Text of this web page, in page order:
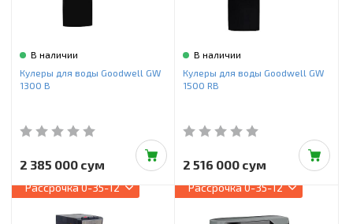
В наличии
Кулеры для воды Goodwell GW
1300 B
2 385 000 сум
В наличии
Кулеры для воды Goodwell GW
1500 RB
2 516 000 сум
Рассрочка0-35-12 Рассрочка0-35-12